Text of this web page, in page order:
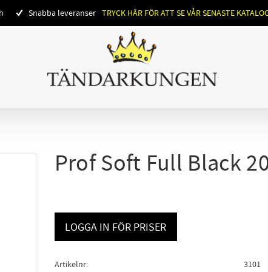
Snabba leveranser TRYCK HÄR FÖR ATT SE VÅR SENASTE
Prof Soft Full Black
LOGGA IN FÖR PRISER
Artikelnr 3101